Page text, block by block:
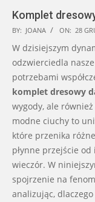
Komplet
2023-
12-
28
BY: JOANA ON: 28
W dzisiejszym
odzwierciedla
potrzebami
komplet dresowy
wygody, ale
modne ciuchy to
które przenika
płynne przejście
wieczór. W
spojrzenie na
analizując,